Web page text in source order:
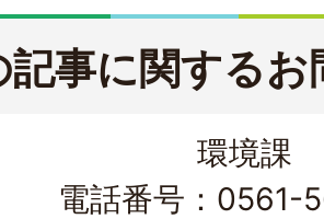
記事に関する
環境課
電話番号：0561-